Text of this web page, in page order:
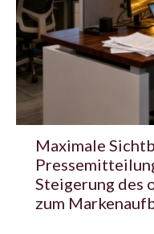
Maximale
Steigerung des
zum